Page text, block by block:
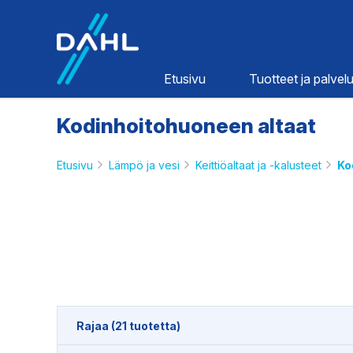
Etusivu Tuotteet ja
Kodinhoitohuoneen altaat
Etusivu Lämpö ja vesi Keittiöaltaat ja -kalusteet
Rajaa (21 tuotetta)